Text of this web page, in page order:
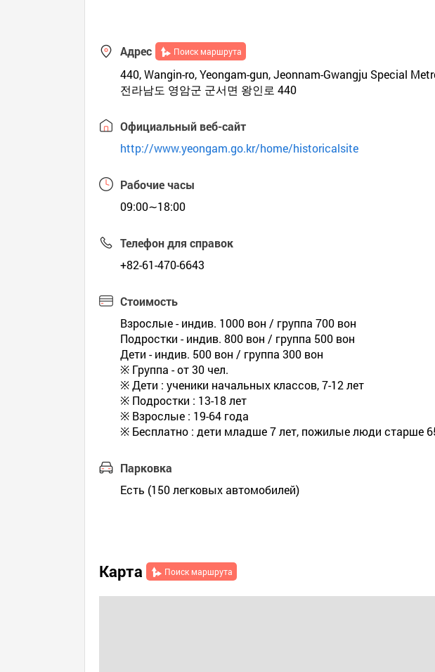
Адрес Поиск маршрута
440, Wangin-ro, Yeongam-gun, Jeonnam-Gwangju Special
전라남도 영암군 군서면 왕인로 440
Официальный веб-сайт
http://www.yeongam.go.kr/home/historicalsite
Рабочие часы
09:00∼18:00
Телефон для справок
+82-61-470-6643
Стоимость
Взрослые - индив. 1000 вон / группа 700 вон
Подростки - индив. 800 вон / группа 500 вон
Дети - индив. 500 вон / группа 300 вон
※ Группа - от 30 чел.
※ Дети : ученики начальных классов, 7-12 лет
※ Подростки : 13-18 лет
※ Взрослые : 19-64 года
※ Бесплатно : дети младше 7 лет, пожилые люди старше
Парковка
Есть (150 легковых автомобилей)
Карта Поиск маршрута